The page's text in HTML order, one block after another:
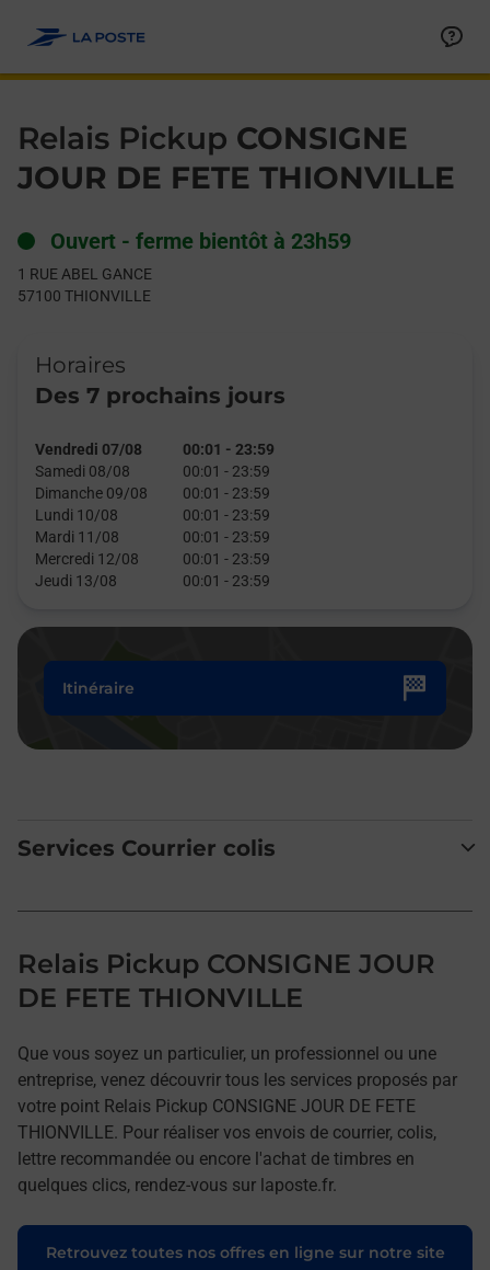
Relais Pickup CONSIGNE
JOUR DE FETE THIONVILLE
Ouvert - ferme bientôt à 23h59
1 RUE ABEL GANCE
57100 THIONVILLE
Horaires
Des 7 prochains jours
Vendredi 07/08 00:01 - 23:59
Samedi 08/08
00:01 - 23:59
Dimanche 09/08
00:01 - 23:59
Lundi 10/08
00:01 - 23:59
Mardi 11/08
00:01 - 23:59
Mercredi 12/08
00:01 - 23:59
Jeudi 13/08
00:01 - 23:59
Itinéraire
Services Courrier colis
Relais Pickup CONSIGNE JOUR
DE FETE THIONVILLE
Que vous soyez un particulier, un professionnel ou une
entreprise, venez découvrir tous les services proposés par
votre point Relais Pickup CONSIGNE JOUR DE FETE
THIONVILLE. Pour réaliser vos envois de courrier, colis,
lettre recommandée ou encore l'achat de timbres en
quelques clics, rendez-vous sur laposte.fr.
Retrouvez toutes nos offres en ligne sur notre site